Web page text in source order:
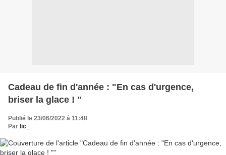
Cadeau de fin d'année : "En cas d'urgence,
briser la glace ! "
Publié le 23/06/2022 à 11:48
Par lic_